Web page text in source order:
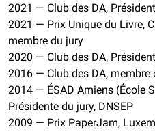
2021 — Club des DA,
2021 — Prix Unique du Livre,
membre du jury
2020 — Club des DA,
2016 — Club des DA,
2014 — ÉSAD Amiens (École
Présidente du jury, DNSEP
2009 — Prix PaperJam,